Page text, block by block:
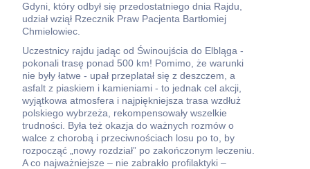
Gdyni, który odbył się przedostatniego dnia Rajdu,
udział wziął Rzecznik Praw Pacjenta Bartłomiej
Chmielowiec.
Uczestnicy rajdu jadąc od Świnoujścia do Elbląga -
pokonali trasę ponad 500 km! Pomimo, że warunki
nie były łatwe - upał przeplatał się z deszczem, a
asfalt z piaskiem i kamieniami - to jednak cel akcji,
wyjątkowa atmosfera i najpiękniejsza trasa wzdłuż
polskiego wybrzeża, rekompensowały wszelkie
trudności. Była też okazja do ważnych rozmów o
walce z chorobą i przeciwnościach losu po to, by
rozpocząć „nowy rozdział” po zakończonym leczeniu.
A co najważniejsze – nie zabrakło profilaktyki –